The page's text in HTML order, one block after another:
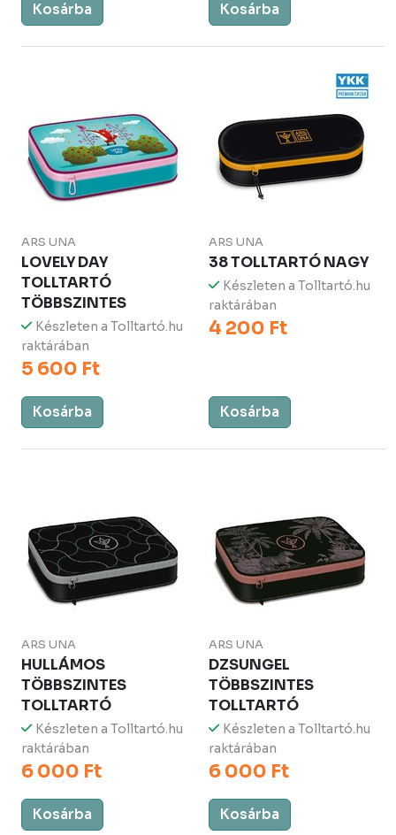
Kosárba Kosárba
ARS UNA
LOVELY DAY
TOLLTARTÓ
TÖBBSZINTES
Készleten a Tolltartó.hu
raktárában
5 600 Ft
Kosárba
ARS UNA
38 TOLLTARTÓ NAGY
Készleten a Tolltartó.hu
raktárában
4 200 Ft
Kosárba
ARS UNA
HULLÁMOS
TÖBBSZINTES
TOLLTARTÓ
Készleten a Tolltartó.hu
raktárában
6 000 Ft
Kosárba
ARS UNA
DZSUNGEL
TÖBBSZINTES
TOLLTARTÓ
Készleten a Tolltartó.hu
raktárában
6 000 Ft
Kosárba